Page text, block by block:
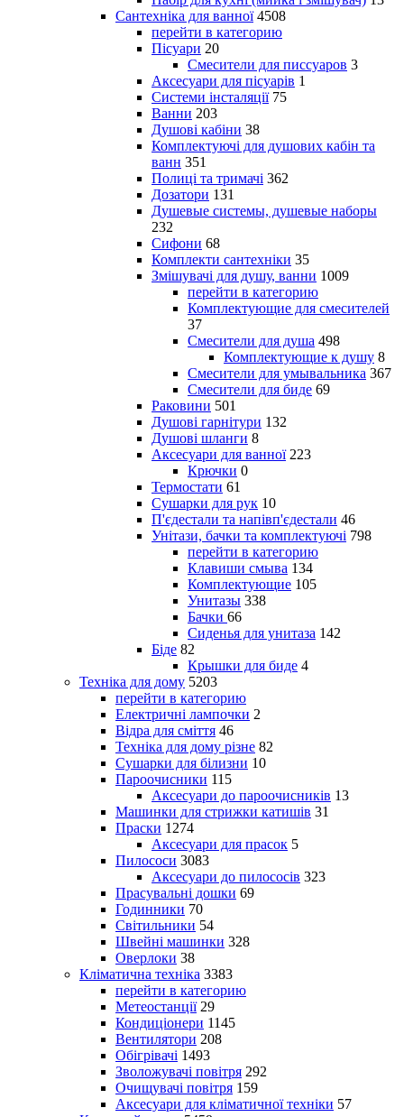
Сантехніка для ванної 4508
перейти в категорию
Пісуари 20
Смесители для писсуаров 3
Аксесуари для пісуарів 1
Системи інсталяції 75
Ванни 203
Душові кабіни 38
Комплектуючі для душових кабін та
ванн 351
Полиці та тримачі 362
Дозатори 131
Душевые системы, душевые наборы
232
Сифони 68
Комплекти сантехніки 35
Змішувачі для душу, ванни 1009
перейти в категорию
Комплектующие для смесителей
37
Смесители для душа 498
Комплектующие к душу 8
Смесители для умывальника 367
Смесители для биде 69
Раковини 501
Душові гарнітури 132
Душові шланги 8
Аксесуари для ванної 223
Крючки 0
Термостати 61
Сушарки для рук 10
П'єдестали та напівп'єдестали 46
Унітази, бачки та комплектуючі 798
перейти в категорию
Клавиши смыва 134
Комплектующие 105
Унитазы 338
Бачки 66
Сиденья для унитаза 142
Біде 82
Крышки для биде 4
Техніка для дому 5203
перейти в категорию
Електричні лампочки 2
Відра для сміття 46
Техніка для дому різне 82
Сушарки для білизни 10
Пароочисники 115
Аксесуари до пароочисників 13
Машинки для стрижки катишів 31
Праски 1274
Аксесуари для прасок 5
Пилососи 3083
Аксесуари до пилососів 323
Прасувальні дошки 69
Годинники 70
Світильники 54
Швейні машинки 328
Оверлоки 38
Кліматична техніка 3383
перейти в категорию
Метеостанції 29
Кондиціонери 1145
Вентилятори 208
Обігрівачі 1493
Зволожувачі повітря 292
Очищувачі повітря 159
Аксесуари для кліматичної техніки 57